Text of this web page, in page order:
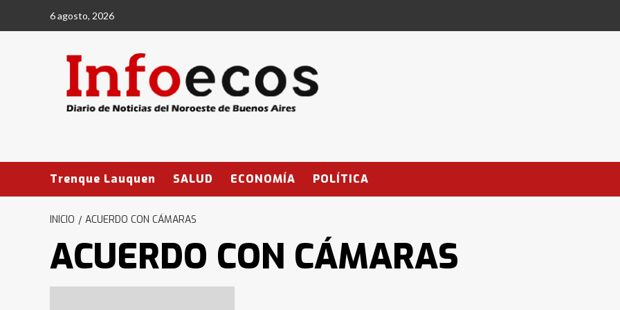
6 agosto, 2026
Trenque Lauquen SALUD ECONOMÍA POLÍTICA
INICIO ACUERDO CON CÁMARAS
ACUERDO CON CÁMARAS